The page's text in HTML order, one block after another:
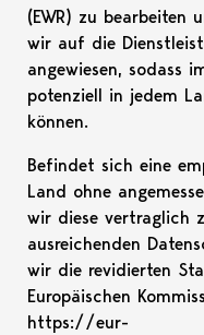
(EWR) zu bearbeiten
wir auf die
angewiesen, sodass
potenziell in jedem
können.
Befindet sich eine
Land ohne
wir diese vertraglich
ausreichenden
wir die revidierten
Europäischen
https://eur-